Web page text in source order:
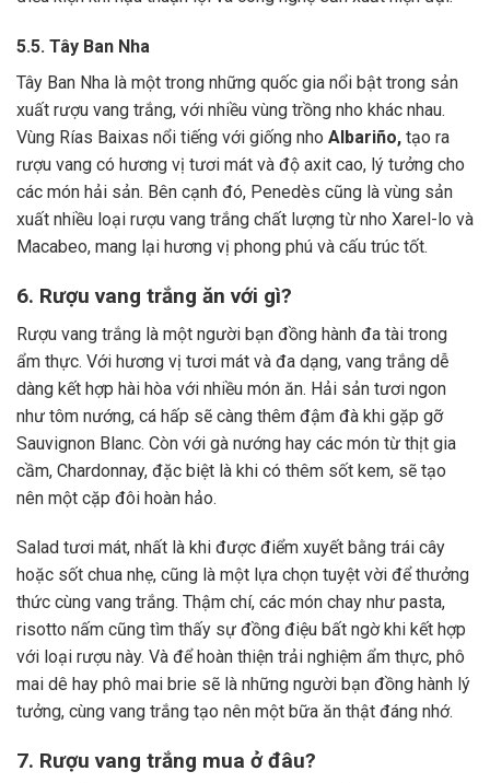
5.5. Tây Ban Nha
Tây Ban Nha là một trong những quốc gia nổi bật trong sản
xuất rượu vang trắng, với nhiều vùng trồng nho khác nhau.
Vùng Rías Baixas nổi tiếng với giống nho Albariño, tạo ra
rượu vang có hương vị tươi mát và độ axit cao, lý tưởng cho
các món hải sản. Bên cạnh đó, Penedès cũng là vùng sản
xuất nhiều loại rượu vang trắng chất lượng từ nho Xarel-lo và
Macabeo, mang lại hương vị phong phú và cấu trúc tốt.
6. Rượu vang trắng ăn với gì?
Rượu vang trắng là một người bạn đồng hành đa tài trong
ẩm thực. Với hương vị tươi mát và đa dạng, vang trắng dễ
dàng kết hợp hài hòa với nhiều món ăn. Hải sản tươi ngon
như tôm nướng, cá hấp sẽ càng thêm đậm đà khi gặp gỡ
Sauvignon Blanc. Còn với gà nướng hay các món từ thịt gia
cầm, Chardonnay, đặc biệt là khi có thêm sốt kem, sẽ tạo
nên một cặp đôi hoàn hảo.
Salad tươi mát, nhất là khi được điểm xuyết bằng trái cây
hoặc sốt chua nhẹ, cũng là một lựa chọn tuyệt vời để thưởng
thức cùng vang trắng. Thậm chí, các món chay như pasta,
risotto nấm cũng tìm thấy sự đồng điệu bất ngờ khi kết hợp
với loại rượu này. Và để hoàn thiện trải nghiệm ẩm thực, phô
mai dê hay phô mai brie sẽ là những người bạn đồng hành lý
tưởng, cùng vang trắng tạo nên một bữa ăn thật đáng nhớ.
7. Rượu vang trắng mua ở đâu?